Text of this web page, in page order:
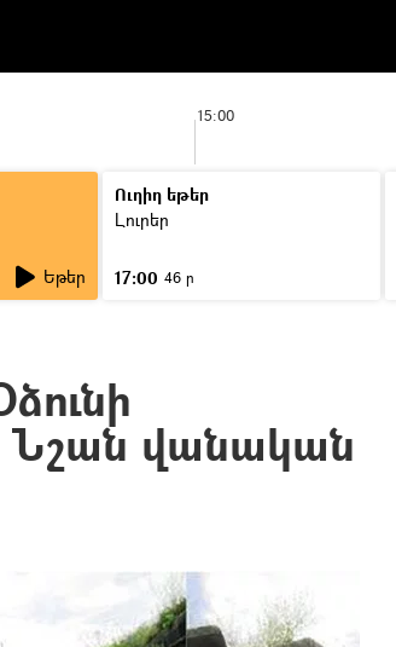
15:00
Եթեր
Ուղիղ եթեր
Լուրեր
17:00 46 ր
Նշան վանական